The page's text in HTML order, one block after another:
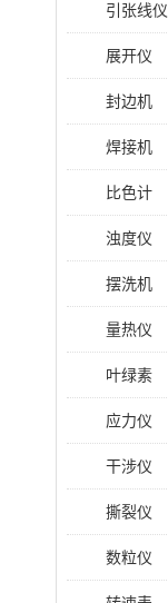
引张线仪
展开仪
封边机
焊接机
比色计
浊度仪
摆洗机
量热仪
叶绿素
应力仪
干涉仪
撕裂仪
数粒仪